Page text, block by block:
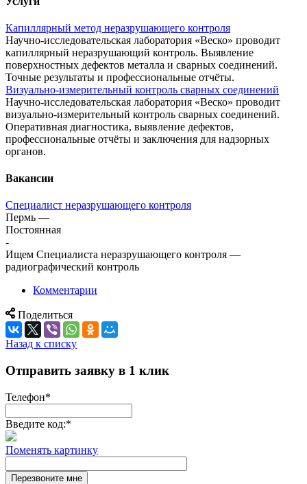
Капиллярный метод неразрушающего контроля
Научно-исследовательская лаборатория «Веско» проводит
капиллярный неразрушающий контроль. Выявление
поверхностных дефектов металла и сварных соединений.
Точные результаты и профессиональные отчёты.
Визуально-измерительный контроль сварных соединений
Научно-исследовательская лаборатория «Веско» проводит
визуально-измерительный контроль сварных соединений.
Оперативная диагностика, выявление дефектов,
профессиональные отчёты и заключения для надзорных
органов.
Вакансии
Специалист неразрушающего контроля
Пермь —
Постоянная
-
Ищем Специалиста неразрушающего контроля —
радиографический контроль
Комментарии
Поделиться
Назад к списку
Отправить заявку в 1 клик
Телефон*
Введите код:*
Поменять картинку
Перезвоните мне